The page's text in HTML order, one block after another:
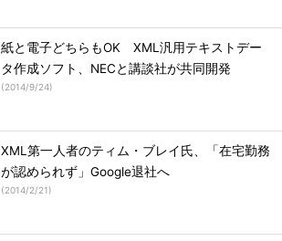
紙と電子どちらもOK XML汎用テキストデー
タ作成ソフト、NECと講談社が共同開発
(2014/9/24)
XML第一人者のティム・ブレイ氏、「在宅勤務
が認められず」Google退社へ
(2014/2/21)